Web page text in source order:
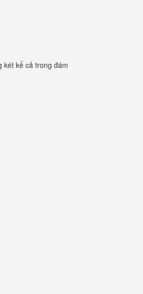
két kể cả trong đám